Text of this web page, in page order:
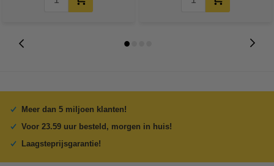
Meer dan 5 miljoen klanten!
Voor 23.59 uur besteld, morgen in huis!
Laagsteprijsgarantie!